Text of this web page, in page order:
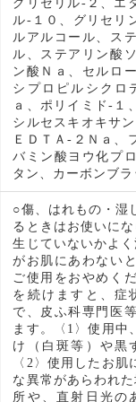
グリセリル-２、エ
ル-１０、グリセリ
ルアルコール、ス
ル、ステアリン酸
ン酸Ｎａ、セルロ
シプロピルシクロ
ａ、ポリイミド-１
シルセスキオキサ
ＥＤＴＡ-２Ｎａ、
バミン酸ヨウ化プ
タン、カーボンブラ
○傷、はれもの・湿
るときはお使いに
生じていないかよ
がお肌にあわない
ご使用をおやめく
を続けますと、症
で、皮ふ科専門医
ます。〈1〉使用中
け（白斑等）や黒
〈2〉使用したお
な異常があらわれ
所や、直射日光の